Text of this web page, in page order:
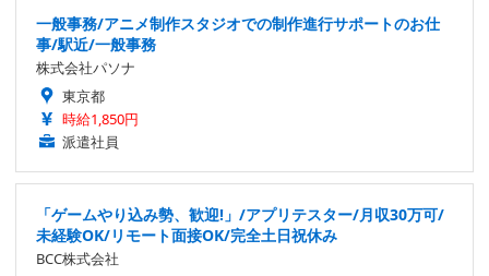
一般事務/アニメ制作スタジオでの制作進行サポートのお仕
事/駅近/一般事務
株式会社パソナ
東京都
時給1,850円
派遣社員
「ゲームやり込み勢、歓迎!」/アプリテスター/月収30万可/
未経験OK/リモート面接OK/完全土日祝休み
BCC株式会社